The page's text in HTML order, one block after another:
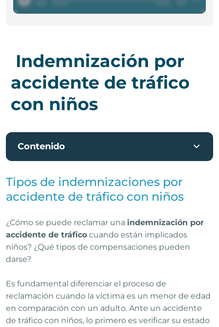
Indemnización por
accidente de tráfico
con niños
Contenido
Tipos de indemnizaciones por
accidente de tráfico con niños
¿Cómo se puede reclamar una indemnización por
accidente de tráfico cuando están implicados
niños? ¿Qué tipos de compensaciones pueden
darse?
Es fundamental diferenciar el proceso de
reclamación cuando la víctima es un menor de edad
en comparación con un adulto. Ante un accidente
de tráfico con niños, lo primero es verificar su estado